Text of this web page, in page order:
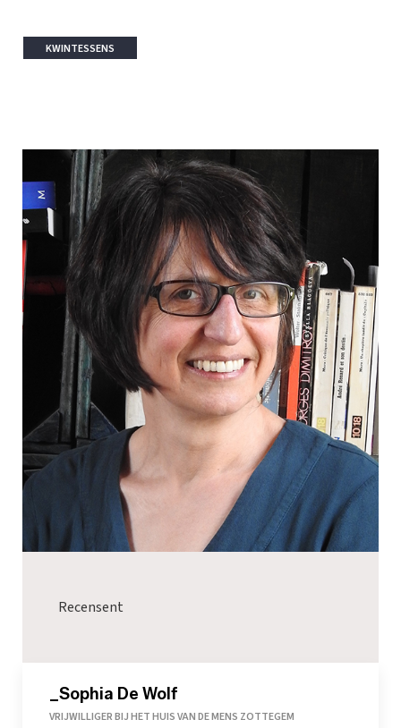
KWINTESSENS
Recensent
_Sophia De Wolf
VRIJWILLIGER BIJ HET HUIS VAN DE MENS ZOTTEGEM